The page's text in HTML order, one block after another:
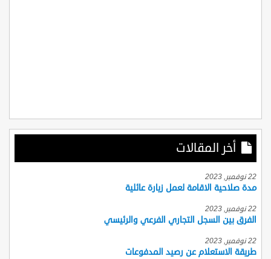
أخر المقالات
22 نوفمبر, 2023
مدة صلاحية الاقامة لعمل زيارة عائلية
22 نوفمبر, 2023
الفرق بين السجل التجاري الفرعي والرئيسي
22 نوفمبر, 2023
طريقة الاستعلام عن رصيد المدفوعات